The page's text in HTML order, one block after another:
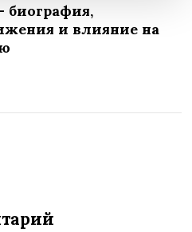
биография,
и влияние на